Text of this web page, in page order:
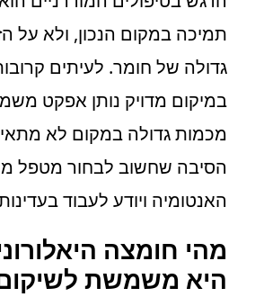
תמיכה במקום הנכון, ולא על
גדולה של חומר. לעיתים
במיקום מדויק נותן אפקט
מכמות גדולה במקום לא
הסיבה שחשוב לבחור מטפל
האנטומיה ויודע לעבוד
מהי חומצה
היא משמשת